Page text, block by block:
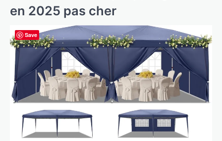
en 2025 pas cher
Save